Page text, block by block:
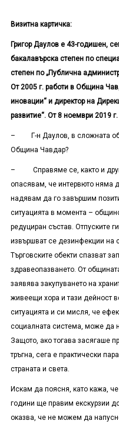
Визитна картичка:
Григор Даулов е 43-годишен,
бакалавърска степен по
степен по „Публична
От 2005 г. работи в Община
иновации“ и директор на
развитие“. От 8 ноември 2019
– Г-н Даулов, в сложната
Община Чавдар?
– Справяме се, както и
опасявам, че интервюто няма
надявам да го завършим
ситуацията в момента –
редуциран състав. Отпуските
извършват се дезинфекции на
Търговските обекти спазват
здравеопазването. От
заявява закупуването на
живеещи хора и тази дейност
ситуацията и си мисля, че
социалната система, може да
Защото, ако тогава засягаше
тръгна, сега е практически
страната и света.
Искам да поясня, като кажа,
години ще правим екскурзии
оказва, че не можем да